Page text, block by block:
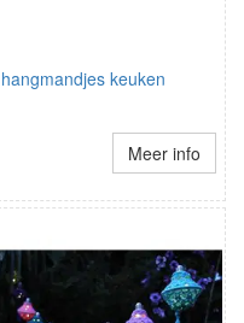
hangmandjes keuken
Meer info